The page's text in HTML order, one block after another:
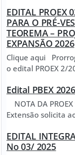
EDITAL PROEX
PARA O PRÉ-
TEOREMA –
EXPANSÃO 2026
Clique aqui
o edital PROEX 2/
Edital PBEX 2026
NOTA DA
Extensão solicita
EDITAL
No 03/ 2025